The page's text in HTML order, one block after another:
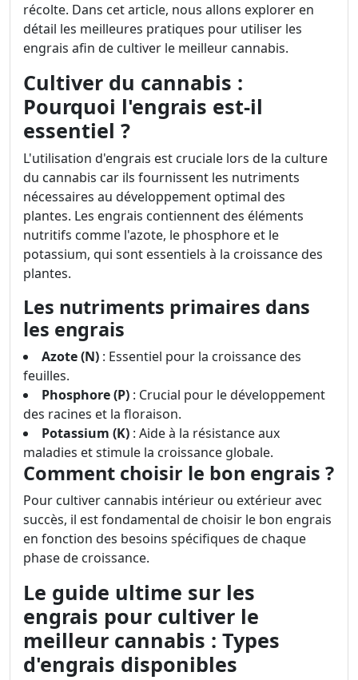
récolte. Dans cet article, nous allons explorer en
détail les meilleures pratiques pour utiliser les
engrais afin de cultiver le meilleur cannabis.
Cultiver du cannabis :
Pourquoi l'engrais est-il
essentiel ?
L'utilisation d'engrais est cruciale lors de la culture
du cannabis car ils fournissent les nutriments
nécessaires au développement optimal des
plantes. Les engrais contiennent des éléments
nutritifs comme l'azote, le phosphore et le
potassium, qui sont essentiels à la croissance des
plantes.
Les nutriments primaires dans
les engrais
Azote (N) : Essentiel pour la croissance des
feuilles.
Phosphore (P) : Crucial pour le développement
des racines et la floraison.
Potassium (K) : Aide à la résistance aux
maladies et stimule la croissance globale.
Comment choisir le bon engrais ?
Pour cultiver cannabis intérieur ou extérieur avec
succès, il est fondamental de choisir le bon engrais
en fonction des besoins spécifiques de chaque
phase de croissance.
Le guide ultime sur les
engrais pour cultiver le
meilleur cannabis : Types
d'engrais disponibles